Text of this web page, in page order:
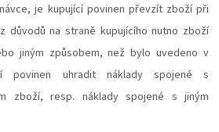
je kupující povinen převzít zboží při
důvodů na straně kupujícího nutno zboží
jiným způsobem, než bylo uvedeno v
povinen uhradit náklady spojené s
zboží, resp. náklady spojené s jiným